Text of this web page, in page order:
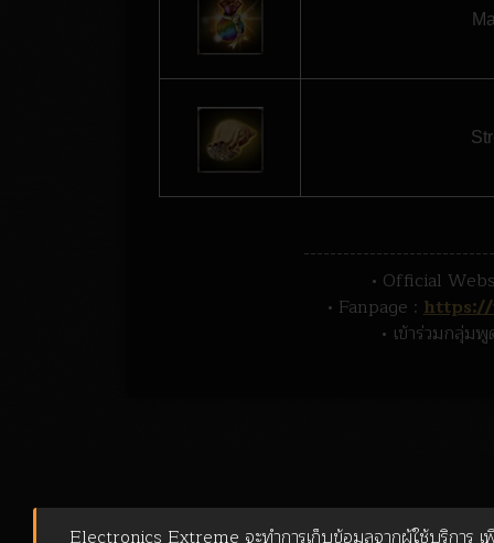
• Official
• Fanpage : https://
• เข้าร่วมกลุ่ม